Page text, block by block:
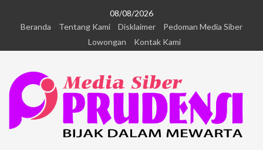
08/08/2026
Beranda
Tentang Kami Disklaimer
Pedoman Media Siber
Lowongan
Kontak Kami